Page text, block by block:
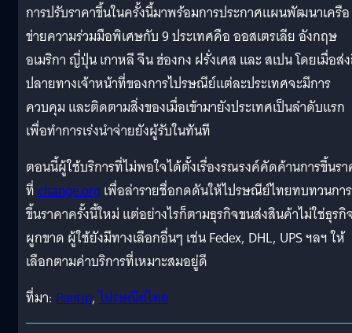
การปรับราคาขึ้นในครั้งนี้มาพร้อมการประกาศแผนพัฒนาเครือ
ข่ายความร่วมมือพิเศษกับ 9 ประเทศคือ ออสเตรเลีย อังกฤษ
อเมริกา ญี่ปุ่น เกาหลี จีน ฮ่องกง ฝรั่งเศส และ สเปน โดยเมื่อส่
ปลายทางเจ้าหน้าที่ของการไปรษณีย์แต่ละประเทศจะมีการ
ควบคุม และติดตามสิ่งของเมื่อเข้ามายังประเทศเป็นลำดับแรก
เพื่อทำการเร่งนำจ่ายยังผู้รับในทันที
ตอนนี้ผู้ใช้บริการที่ไม่พอใจได้ตั้งเรื่องรณรงค์คัดค้านการขึ้นร
ที่change.org เพื่อล่ารายชื่อกดดันให้ไปรษณีย์ไทยทบทวนการ
ขึ้นราคาครั้งนี้ใหม่ แต่อย่างไรก็ตามธุรกิจขนส่งสินค้าไม่ใช่ธุรกิ
ผูกขาด ผู้ใช้ยังมีทางเลือกอื่นๆ เช่น Fedex, DHL, UPS ฯลฯ ให้
เลือกตามค่าบริการที่เหมาะสมอยู่ดี
ที่มา: Pantip,ไปรษณีย์ไทย